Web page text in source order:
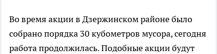
Во время акции в Дзержинском районе было
собрано порядка 30 кубометров мусора, сегодня
работа продолжилась. Подобные акции будут